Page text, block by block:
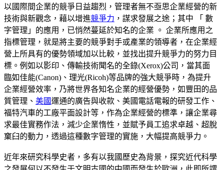
以國際間企業的競爭日益趨烈，管理者無不亟思企業經營的新
技術與新觀念，藉以增進競爭力 ，謀求發展之途；其中 「 數
字管理」的應用，已悄然蔓延於知名的企業 。 企業所應用之
指標管理，就是將主要的競爭對手或產業的領導者，在企業經
營上所具有的優勢領域加以比較，並找出提升競爭力的努力目
標。例如以影印、傳輸技術聞名的全錄(Xerox)公司，當其面
臨如佳能(Canon)、理光(Ricoh)等品牌的強大競爭時，為提升
企業經營效率，乃將世界各知名企業的經營優勢，如豐田的品
質管理、 美國運通的廣告與收款、美國電話電報的研發工作、
福特汽車的工廠平面設計等，作為企業經營的標準，讓企業尋
求最佳實務作法，減少企業惰性，並賦予員工追求卓越、超脫
窠臼的動力，透過這種數字管理的實施，大幅提高競爭力。
近年來研究科學史者，多有以我國歷史為背景，探究近代科學